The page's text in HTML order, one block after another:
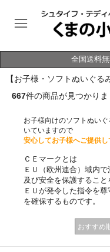
全国送料
【お子様・ソフトぬいぐ
667件の商品が見つかりま
お子様向けのソフトぬい
いていますので
安心してお子様へご提供し
ＣＥマークとは
ＥＵ（欧州連合）域内
及び安全を保護すること
ＥＵが発令した指令を
を確保するものです。
おすすめ